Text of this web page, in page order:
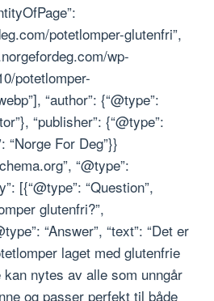
potetlomper-glutenfri”,
wp-
potetlomper-
“author”: {“@type”:
“publisher”: {“@type”:
“Norge For Deg”}}
“@type”:
[{“@type”: “Question”,
glutenfri?”,
“Answer”, “text”: “Det er
laget med glutenfrie
nytes av alle som unngår
og passer perfekt til både